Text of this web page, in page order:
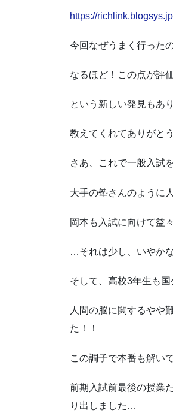
https://
今回なぜうまく行った
なるほど！この点が評
という新しい発見もあ
教えてくれてありがと
さあ、これで一般入試
大手の塾さんのように
岡本も入試に向けて益
…それは少し、いやか
そして、高校3年生も
人間の脳に関するやや
た！！
この調子で本番も解い
前期入試前最後の授業
り出しました…